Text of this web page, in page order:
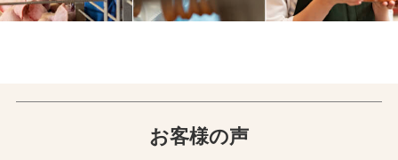
お客様の声